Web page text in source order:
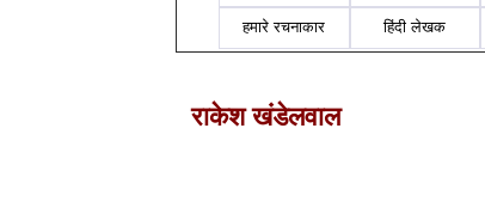
हमारे रचनाकार हिंदी लेखक
राकेश खंडेलवाल